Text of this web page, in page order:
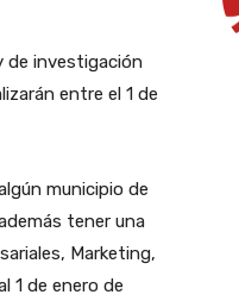
de investigación
entre el 1 de
municipio de
tener una
Marketing,
1 de enero de